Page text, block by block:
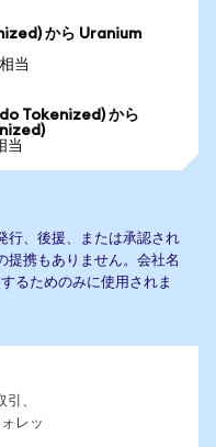
から Uranium
当
Tokenized) から
当
行、後援、または承認され
提携もありません。会社名
るためのみに使用されま
、
レッ